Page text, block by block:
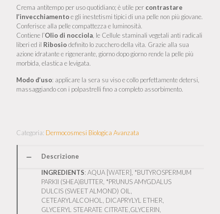
Crema antitempo per uso quotidiano; è utile per contrastare
l’invecchiamentoe gli inestetismi tipici di una pelle non più giovane.
Conferisce alla pelle compattezza e luminosità.
Contiene l’Olio di nocciola , le Cellule staminali vegetali anti radicali
liberi ed il Ribosiodefinito lo zucchero della vita. Grazie alla sua
azione idratante e rigenerante, giorno dopo giorno rende la pelle più
morbida, elastica e levigata.
Modo d’uso: applicare la sera su viso e collo perfettamente detersi,
massaggiando con i polpastrelli fino a completo assorbimento.
Categoria: Dermocosmesi Biologica Avanzata
Descrizione
INGREDIENTS: AQUA [WATER], *BUTYROSPERMUM
PARKII (SHEA)BUTTER, *PRUNUS AMYGDALUS
DULCIS (SWEET ALMOND) OIL,
CETEARYLALCOHOL, DICAPRYLYL ETHER,
GLYCERYL STEARATE CITRATE,GLYCERIN,